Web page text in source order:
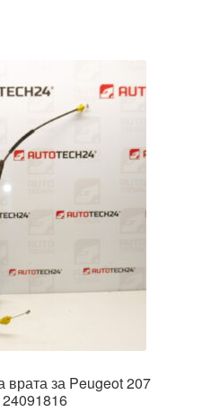
врата за Peugeot 207